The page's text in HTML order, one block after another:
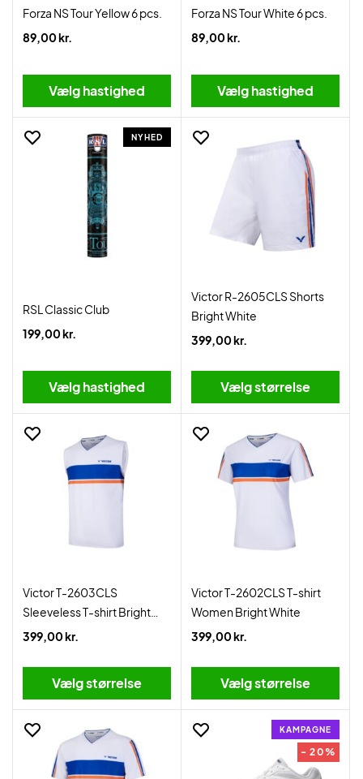
Forza NS Tour Yellow 6 pcs.
89,00 kr.
Vælg hastighed
Forza NS Tour White 6 pcs.
89,00 kr.
Vælg hastighed
NYHED
RSL Classic Club
199,00 kr.
Vælg hastighed
Victor R-2605CLS Shorts
Bright White
399,00 kr.
Vælg størrelse
Victor T-2603CLS
Sleeveless T-shirt Bright
White
399,00 kr.
Vælg størrelse
Victor T-2602CLS T-shirt
Women Bright White
399,00 kr.
Vælg størrelse
KAMPAGNE
- 20%